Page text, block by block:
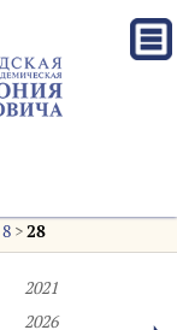
8>28
2021
2026